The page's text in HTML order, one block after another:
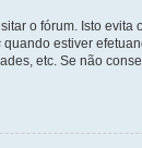
o fórum. Isto
quando estiver
etc. Se não